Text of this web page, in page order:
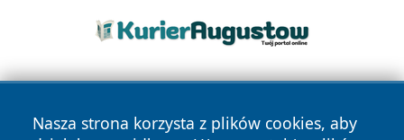
Nasza strona korzysta z plików cookies, aby